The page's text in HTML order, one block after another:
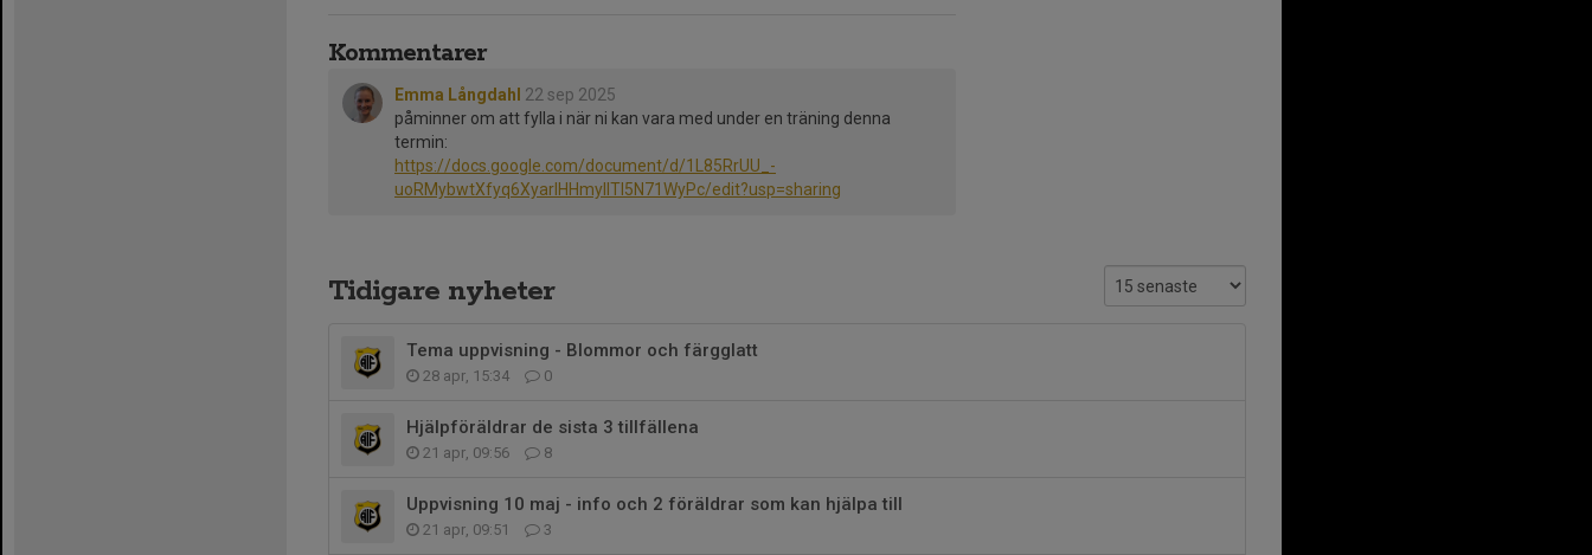
Kommentarer
Emma Långdahl 22 sep 2025
påminner om att fylla i när ni kan vara med under en träning denna
termin:
https://docs.google.com/document/d/1L85RrUU_-
uoRMybwtXfyq6XyarIHHmyIlTl5N71WyPc/edit?usp=sharing
Tidigare nyheter
Tema uppvisning - Blommor och färgglatt
28 apr, 15:34 0
Hjälpföräldrar de sista 3 tillfällena
21 apr, 09:56 8
Uppvisning 10 maj - info och 2 föräldrar som kan hjälpa till
21 apr, 09:51 3